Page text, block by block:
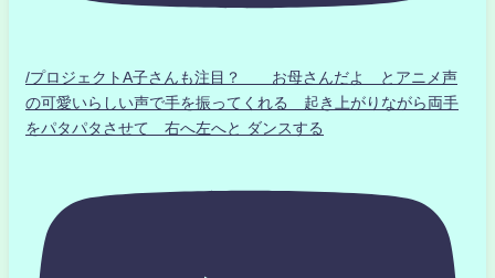
/プロジェクトA子さんも注目？ お母さんだよ とアニメ声
の可愛いらしい声で手を振ってくれる 起き上がりながら両手
をパタパタさせて 右へ左へと ダンスする